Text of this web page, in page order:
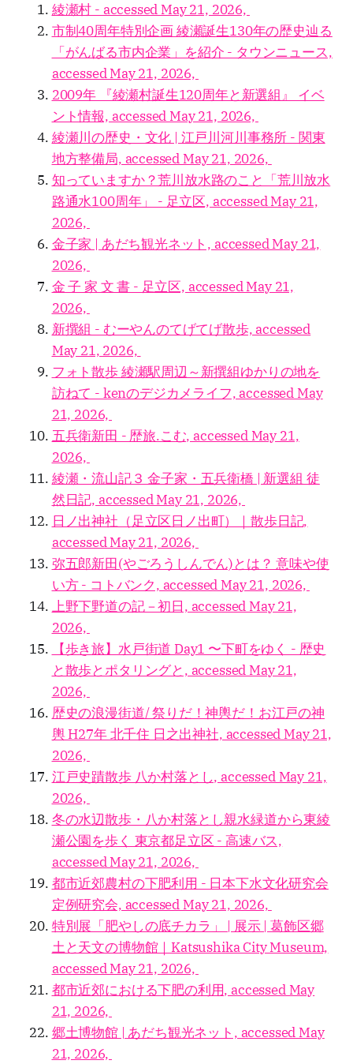
綾瀬村 - accessed May 21, 2026,
市制40周年特別企画 綾瀬誕生130年の歴史辿る
「がんばる市内企業」を紹介 - タウンニュース,
accessed May 21, 2026,
2009年 『綾瀬村誕生120周年と新選組』 イベ
ント情報, accessed May 21, 2026,
綾瀬川の歴史・文化 | 江戸川河川事務所 - 関東
地方整備局, accessed May 21, 2026,
知っていますか？荒川放水路のこと「荒川放水
路通水100周年」 - 足立区, accessed May 21,
2026,
金子家 | あだち観光ネット, accessed May 21,
2026,
金 子 家 文 書 - 足立区, accessed May 21,
2026,
新撰組 - むーやんのてげてげ散歩, accessed
May 21, 2026,
フォト散歩 綾瀬駅周辺～新撰組ゆかりの地を
訪ねて - kenのデジカメライフ, accessed May
21, 2026,
五兵衛新田 - 歴旅.こむ, accessed May 21,
2026,
綾瀬・流山記３ 金子家・五兵衛橋 | 新選組 徒
然日記, accessed May 21, 2026,
日ノ出神社（足立区日ノ出町）｜散歩日記,
accessed May 21, 2026,
弥五郎新田(やごろうしんでん)とは？ 意味や使
い方 - コトバンク, accessed May 21, 2026,
上野下野道の記－初日, accessed May 21,
2026,
【歩き旅】水戸街道 Day1 〜下町をゆく - 歴史
と散歩とポタリングと, accessed May 21,
2026,
歴史の浪漫街道/ 祭りだ！神輿だ！お江戸の神
輿 H27年 北千住 日之出神社, accessed May 21,
2026,
江戸史蹟散歩 八か村落とし, accessed May 21,
2026,
冬の水辺散歩・八か村落とし親水緑道から東綾
瀬公園を歩く 東京都足立区 - 高速バス,
accessed May 21, 2026,
都市近郊農村の下肥利用 - 日本下水文化研究会
定例研究会, accessed May 21, 2026,
特別展「肥やしの底チカラ」 | 展示 | 葛飾区郷
土と天文の博物館｜Katsushika City Museum,
accessed May 21, 2026,
都市近郊における下肥の利用, accessed May
21, 2026,
郷土博物館 | あだち観光ネット, accessed May
21, 2026,